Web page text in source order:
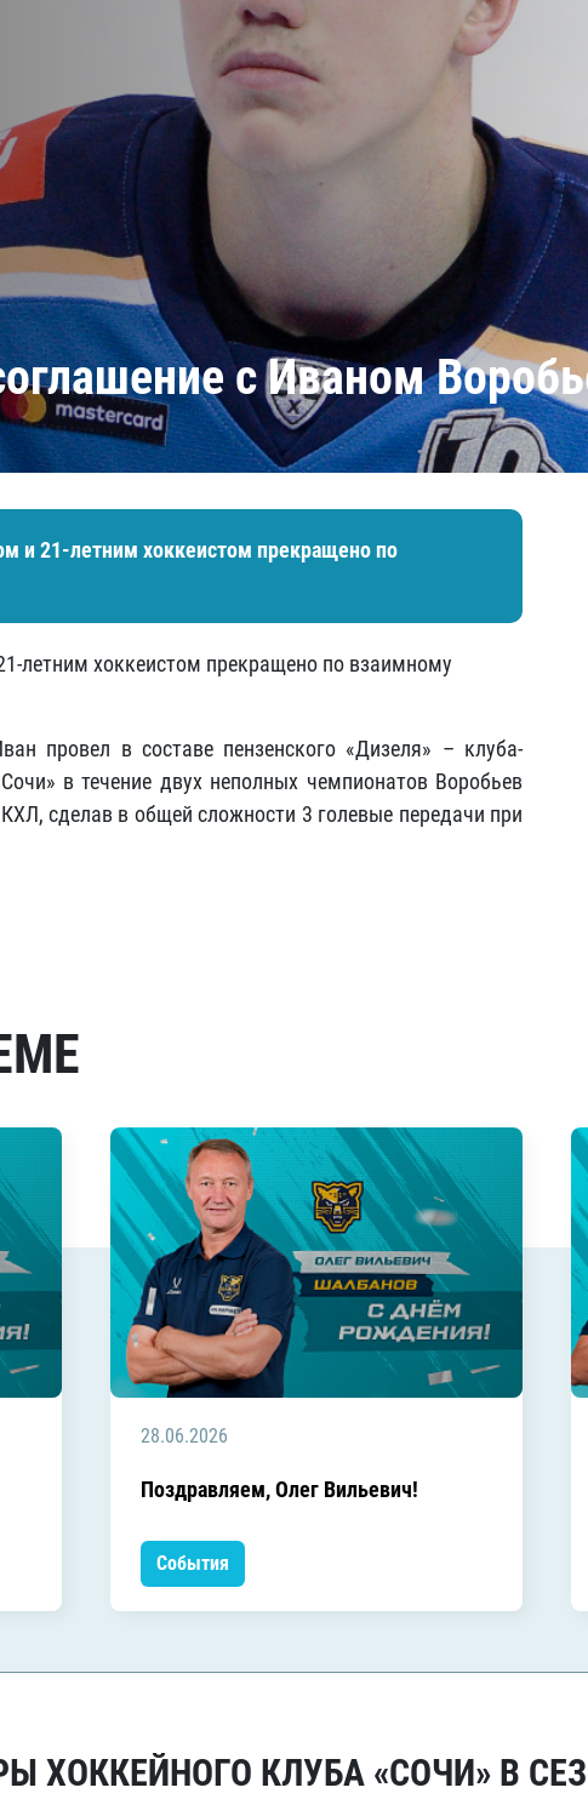
Салават Юлаев
Сибирь
с Иваном
и 21-летним хоккеистом прекращено по
летним хоккеистом прекращено по взаимному
провел в составе пензенского «Дизеля» – клуба-
в течение двух неполных чемпионатов Воробьев
сделав в общей сложности 3 голевые передачи при
28.06.2026
Поздравляем, Олег Вильевич!
События
ХОККЕЙНОГО КЛУБА «СОЧИ» В